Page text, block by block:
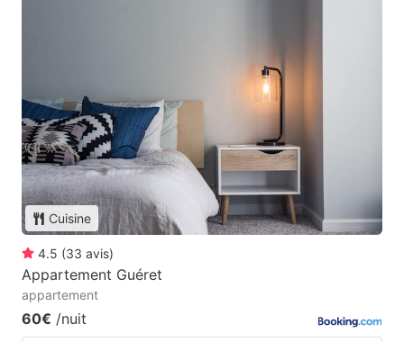
Cuisine
4.5 (33 avis)
Appartement Guéret
appartement
60€ /nuit